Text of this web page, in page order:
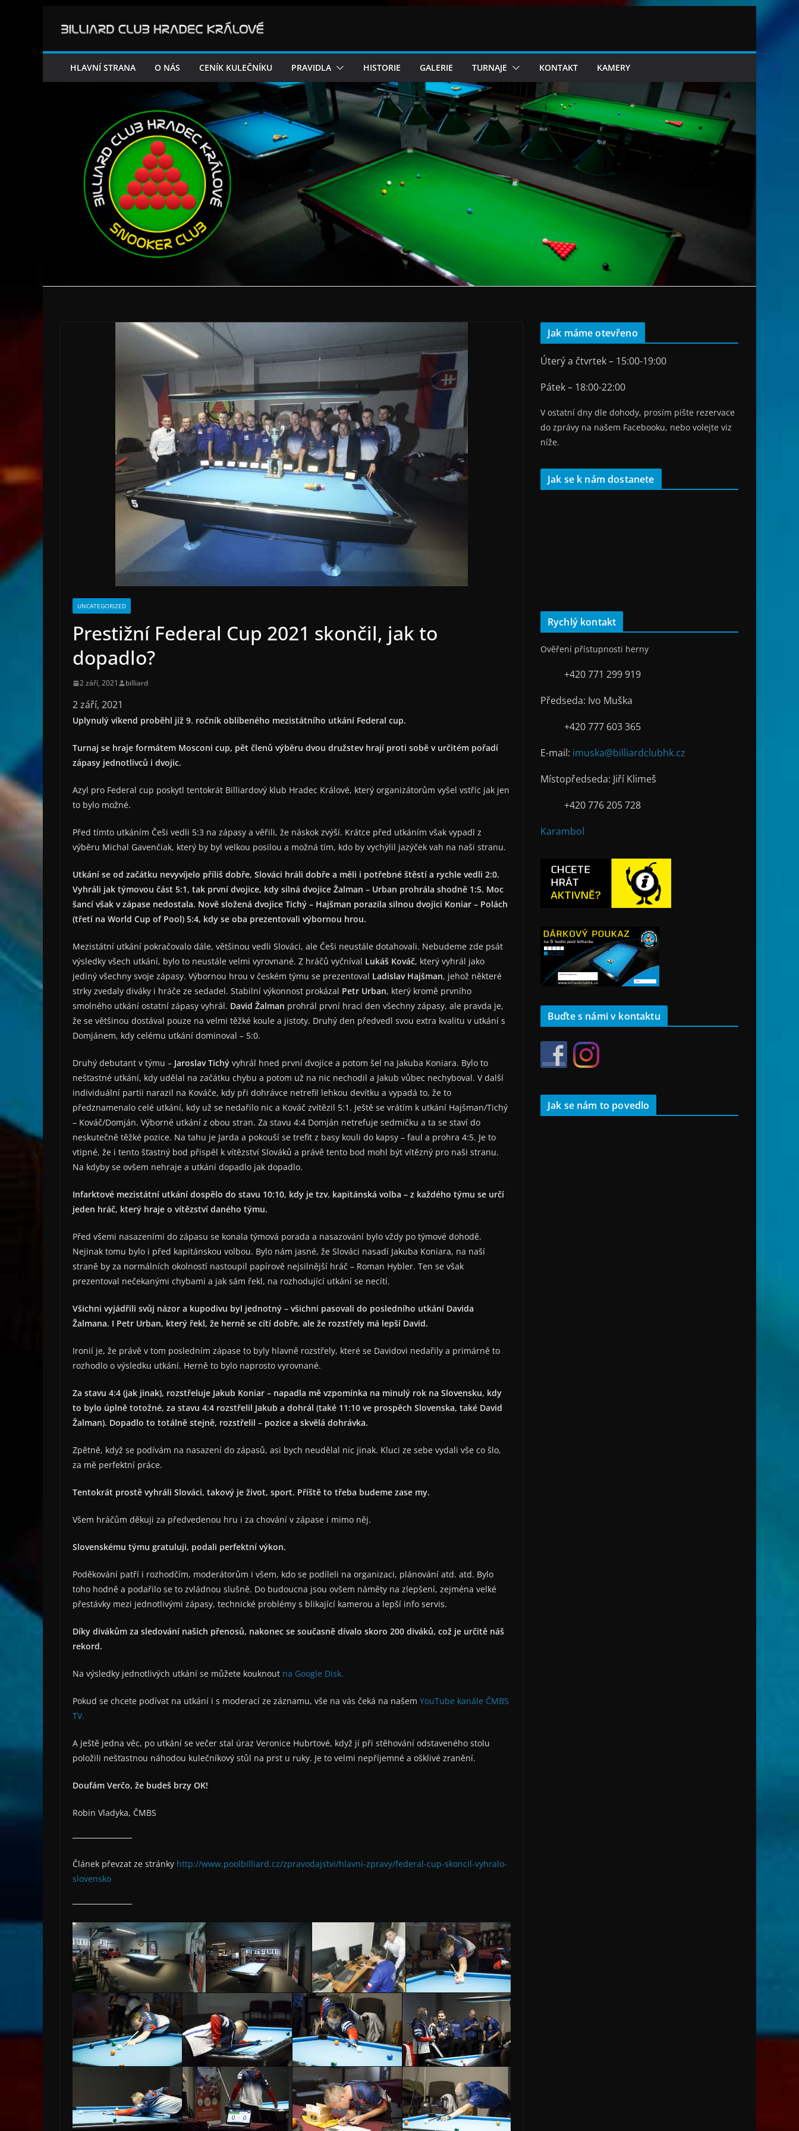
HLAVNÍ STRANA O NÁS CENÍK KULEČNÍKU PRAVIDLA HISTORIE GALERIE TURNAJE KONTAKT KAMERY
UNCATEGORIZED
Prestižní Federal Cup 2021 skončil, jak to
dopadlo?
2 září, 2021 billiard
2 září, 2021
Uplynulý víkend proběhl již 9. ročník oblíbeného mezistátního utkání Federal cup.
Turnaj se hraje formátem Mosconi cup, pět členů výběru dvou družstev hrají proti sobě v určitém pořadí
zápasy jednotlivců i dvojic.
Azyl pro Federal cup poskytl tentokrát Billiardový klub Hradec Králové, který organizátorům vyšel vstříc jak jen
to bylo možné.
Před tímto utkáním Češi vedli 5:3 na zápasy a věřili, že náskok zvýší. Krátce před utkáním však vypadl z
výběru Michal Gavenčiak, který by byl velkou posilou a možná tím, kdo by vychýlil jazýček vah na naši stranu.
Utkání se od začátku nevyvíjelo příliš dobře, Slováci hráli dobře a měli i potřebné štěstí a rychle vedli 2:0.
Vyhráli jak týmovou část 5:1, tak první dvojice, kdy silná dvojice Žalman – Urban prohrála shodně 1:5. Moc
šancí však v zápase nedostala. Nově složená dvojice Tichý – Hajšman porazila silnou dvojici Koniar – Polách
(třetí na World Cup of Pool) 5:4, kdy se oba prezentovali výbornou hrou.
Mezistátní utkání pokračovalo dále, většinou vedli Slováci, ale Češi neustále dotahovali. Nebudeme zde psát
výsledky všech utkání, bylo to neustále velmi vyrovnané. Z hráčů vyčníval Lukáš Kováč, který vyhrál jako
jediný všechny svoje zápasy. Výbornou hrou v českém týmu se prezentoval Ladislav Hajšman, jehož některé
strky zvedaly diváky i hráče ze sedadel. Stabilní výkonnost prokázal Petr Urban, který kromě prvního
smolného utkání ostatní zápasy vyhrál. David Žalman prohrál první hrací den všechny zápasy, ale pravda je,
že se většinou dostával pouze na velmi těžké koule a jistoty. Druhý den předvedl svou extra kvalitu v utkání s
Domjánem, kdy celému utkání dominoval – 5:0.
Druhý debutant v týmu – Jaroslav Tichý vyhrál hned první dvojice a potom šel na Jakuba Koniara. Bylo to
nešťastné utkání, kdy udělal na začátku chybu a potom už na nic nechodil a Jakub vůbec nechyboval. V další
individuální partii narazil na Kováče, kdy při dohrávce netrefil lehkou devítku a vypadá to, že to
předznamenalo celé utkání, kdy už se nedařilo nic a Kováč zvítězil 5:1. Ještě se vrátím k utkání Hajšman/Tichý
– Kováč/Domján. Výborné utkání z obou stran. Za stavu 4:4 Domján netrefuje sedmičku a ta se staví do
neskutečně těžké pozice. Na tahu je Jarda a pokouší se trefit z basy kouli do kapsy – faul a prohra 4:5. Je to
vtipné, že i tento šťastný bod přispěl k vítězství Slováků a právě tento bod mohl být vítězný pro naši stranu.
Na kdyby se ovšem nehraje a utkání dopadlo jak dopadlo.
Infarktové mezistátní utkání dospělo do stavu 10:10, kdy je tzv. kapitánská volba – z každého týmu se určí
jeden hráč, který hraje o vítězství daného týmu.
Před všemi nasazeními do zápasu se konala týmová porada a nasazování bylo vždy po týmové dohodě.
Nejinak tomu bylo i před kapitánskou volbou. Bylo nám jasné, že Slováci nasadí Jakuba Koniara, na naší
straně by za normálních okolností nastoupil papírově nejsilnější hráč – Roman Hybler. Ten se však
prezentoval nečekanými chybami a jak sám řekl, na rozhodující utkání se necítí.
Všichni vyjádřili svůj názor a kupodivu byl jednotný – všichni pasovali do posledního utkání Davida
Žalmana. I Petr Urban, který řekl, že herně se cítí dobře, ale že rozstřely má lepší David.
Ironií je, že právě v tom posledním zápase to byly hlavně rozstřely, které se Davidovi nedařily a primárně to
rozhodlo o výsledku utkání. Herně to bylo naprosto vyrovnané.
Za stavu 4:4 (jak jinak), rozstřeluje Jakub Koniar – napadla mě vzpomínka na minulý rok na Slovensku, kdy
to bylo úplně totožné, za stavu 4:4 rozstřelil Jakub a dohrál (také 11:10 ve prospěch Slovenska, také David
Žalman). Dopadlo to totálně stejně, rozstřelil – pozice a skvělá dohrávka.
Zpětně, když se podívám na nasazení do zápasů, asi bych neudělal nic jinak. Kluci ze sebe vydali vše co šlo,
za mě perfektní práce.
Tentokrát prostě vyhráli Slováci, takový je život, sport. Příště to třeba budeme zase my.
Všem hráčům děkuji za předvedenou hru i za chování v zápase i mimo něj.
Slovenskému týmu gratuluji, podali perfektní výkon.
Poděkování patří i rozhodčím, moderátorům i všem, kdo se podíleli na organizaci, plánování atd. atd. Bylo
toho hodně a podařilo se to zvládnou slušně. Do budoucna jsou ovšem náměty na zlepšení, zejména velké
přestávky mezi jednotlivými zápasy, technické problémy s blikající kamerou a lepší info servis.
Díky divákům za sledování našich přenosů, nakonec se současně dívalo skoro 200 diváků, což je určitě náš
rekord.
Na výsledky jednotlivých utkání se můžete kouknout na Google Disk.
Pokud se chcete podívat na utkání i s moderací ze záznamu, vše na vás čeká na našem YouTube kanále ČMBS
TV.
A ještě jedna věc, po utkání se večer stal úraz Veronice Hubrtové, když jí při stěhování odstaveného stolu
položili nešťastnou náhodou kulečníkový stůl na prst u ruky. Je to velmi nepříjemné a ošklivé zranění.
Doufám Verčo, že budeš brzy OK!
Robin Vladyka, ČMBS
Článek převzat ze stránky http://www.poolbilliard.cz/zpravodajstvi/hlavni-zpravy/federal-cup-skoncil-vyhralo-
slovensko
Jak máme otevřeno
Úterý a čtvrtek – 15:00-19:00
Pátek – 18:00-22:00
V ostatní dny dle dohody, prosím pište rezervace
do zprávy na našem Facebooku, nebo volejte viz
níže.
Jak se k nám dostanete
Rychlý kontakt
Ověření přístupnosti herny
+420 771 299 919
Předseda: Ivo Muška
+420 777 603 365
E-mail: imuska@billiardclubhk.cz
Místopředseda: Jiří Klimeš
+420 776 205 728
Karambol
Buďte s námi v kontaktu
Jak se nám to povedlo